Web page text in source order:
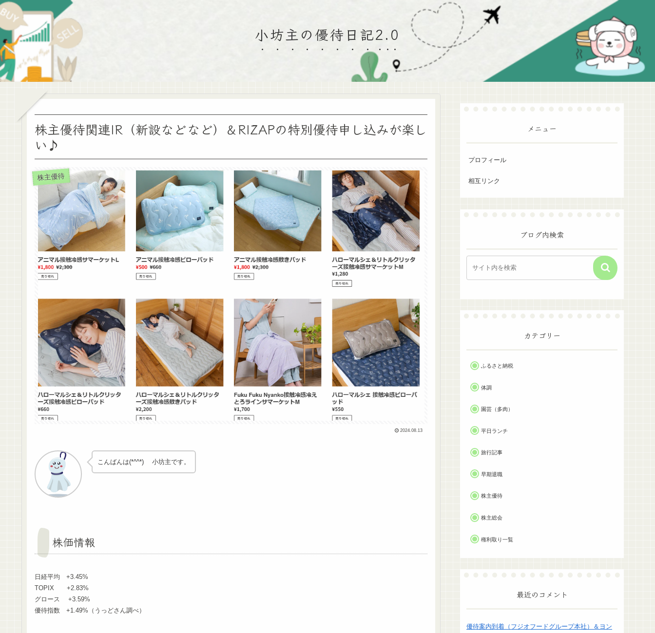
小坊主の優待日記2.0
株主優待関連IR（新設などなど）＆RIZAPの特別優待申し込みが楽し
い♪
株主優待
2024.08.13
こんばんは(*^^*) 小坊主です。
株価情報
日経平均 +3.45%
TOPIX +2.83%
グロース +3.59%
優待指数 +1.49%（うっどさん調べ）
メニュー
プロフィール
相互リンク
ブログ内検索
カテゴリー
ふるさと納税
体調
園芸（多肉）
平日ランチ
旅行記事
早期退職
株主優待
株主総会
権利取り一覧
最近のコメント
優待案内到着（フジオフードグループ本社）＆ヨン